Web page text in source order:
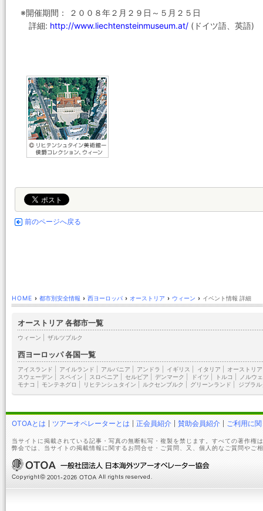
※開催期間： ２００８年２月２９日～５月２５日
詳細: http://www.liechtensteinmuseum.at/ (ドイツ語、英語)
前のページへ戻る
HOME › 都市別安全情報 › 西ヨーロッパ › オーストリア › ウィーン › イベント情報 詳細
オーストリア 各都市一覧
ウィーン ザルツブルク
西ヨーロッパ 各国一覧
アイスランド アイルランド アルバニア アンドラ イギリス イタリア オーストリア
スウェーデン
スペイン スロベニア セルビア デンマーク ドイツ トルコ
ノルウ
モナコ
モンテネグロ リヒテンシュタイン ルクセンブルク グリーンランド ジブラル
OTOAとは ツアーオペレーターとは 正会員紹介 賛助会員紹介 ご利用に
当サイトに掲載されている記事・写真の無断転写・複製を禁じます。すべての著作権
弊会では、当サイトの掲載情報に関するお問合せ・ご質問、又、個人的なご質問やご